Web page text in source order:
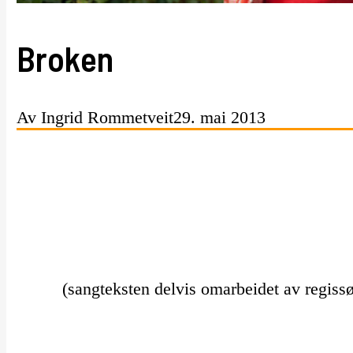
Broken
Av Ingrid Rommetveit29. mai 2013
(sangteksten delvis omarbeidet av